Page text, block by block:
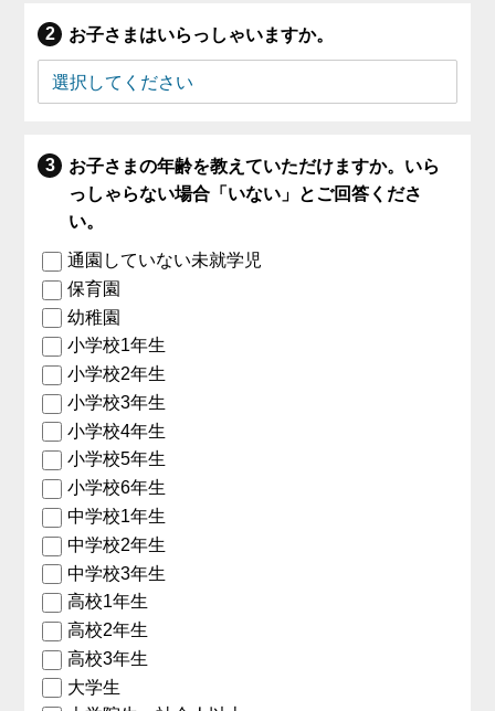
お子さまはいらっしゃいますか。
お子さまの年齢を教えていただけますか。いら
っしゃらない場合「いない」とご回答くださ
い。
通園していない未就学児
保育園
幼稚園
小学校1年生
小学校2年生
小学校3年生
小学校4年生
小学校5年生
小学校6年生
中学校1年生
中学校2年生
中学校3年生
高校1年生
高校2年生
高校3年生
大学生